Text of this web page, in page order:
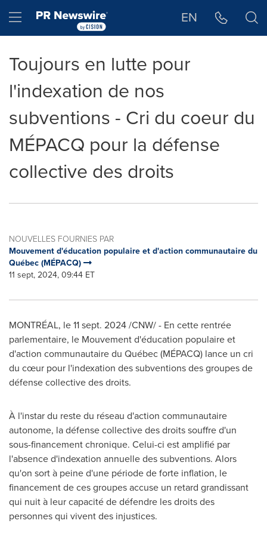
Hamburger menu EN
Toujours en lutte pour
l'indexation de nos
subventions - Cri du coeur du
MÉPACQ pour la défense
collective des droits
NOUVELLES FOURNIES PAR
Mouvement d'éducation populaire et d'action communautaire du
Québec (MÉPACQ)
11 sept, 2024, 09:44 ET
MONTRÉAL, le11 sept. 2024/CNW/ - En cette rentrée
parlementaire, le Mouvement d'éducation populaire et
d'action communautaire du Québec (MÉPACQ) lance un cri
du cœur pour l'indexation des subventions des groupes de
défense collective des droits.
À l'instar du reste du réseau d'action communautaire
autonome, la défense collective des droits souffre d'un
sous-financement chronique. Celui-ci est amplifié par
l'absence d'indexation annuelle des subventions. Alors
qu'on sort à peine d'une période de forte inflation, le
financement de ces groupes accuse un retard grandissant
qui nuit à leur capacité de défendre les droits des
personnes qui vivent des injustices.